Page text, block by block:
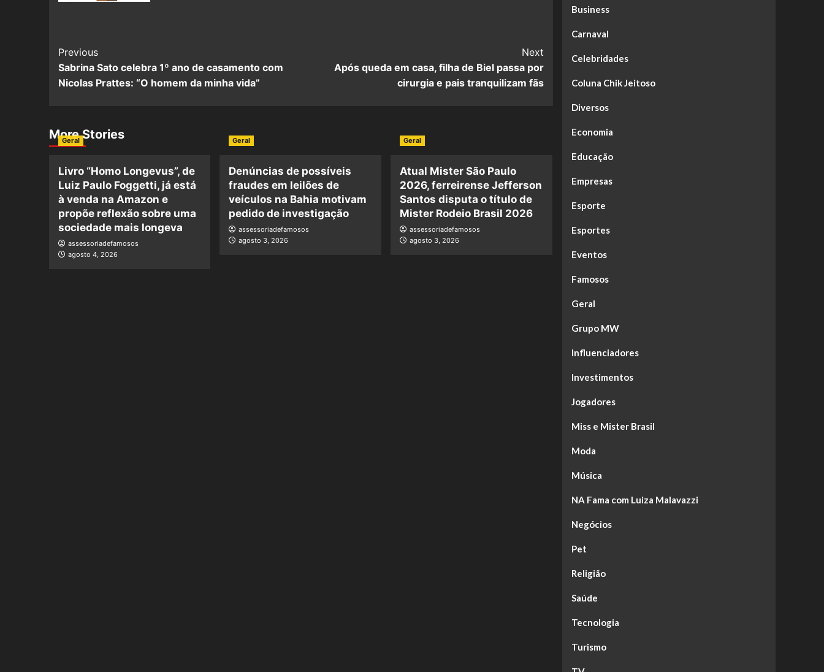
Previous
Sabrina Sato celebra 1º ano de casamento com
Nicolas Prattes: “O homem da minha vida”
Next
Após queda em casa, filha de Biel passa por
cirurgia e pais tranquilizam fãs
More Stories
Geral
Livro “Homo Longevus”, de
Luiz Paulo Foggetti, já está
à venda na Amazon e
propõe reflexão sobre uma
sociedade mais longeva
assessoriadefamosos
agosto 4, 2026
Geral
Denúncias de possíveis
fraudes em leilões de
veículos na Bahia motivam
pedido de investigação
assessoriadefamosos
agosto 3, 2026
Geral
Atual Mister São Paulo
2026, ferreirense Jefferson
Santos disputa o título de
Mister Rodeio Brasil 2026
assessoriadefamosos
agosto 3, 2026
Business
Carnaval
Celebridades
Coluna Chik Jeitoso
Diversos
Economia
Educação
Empresas
Esporte
Esportes
Eventos
Famosos
Geral
Grupo MW
Influenciadores
Investimentos
Jogadores
Miss e Mister Brasil
Moda
Música
NA Fama com Luiza Malavazzi
Negócios
Pet
Religião
Saúde
Tecnologia
Turismo